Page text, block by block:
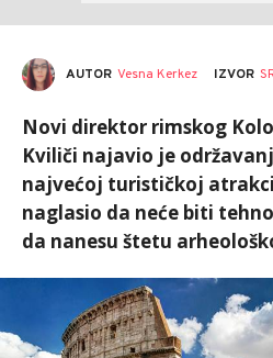
AUTOR Vesna Kerkez IZVOR
Novi direktor rimskog
Kviliči najavio je
najvećoj turističkoj
naglasio da neće biti
da nanesu štetu